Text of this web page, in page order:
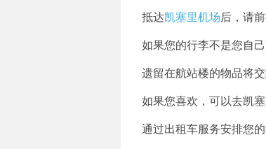
抵达凯塞里机场后，请
如果您的行李不是您自
遗留在航站楼的物品将
如果您喜欢，可以去凯
通过出租车服务安排您